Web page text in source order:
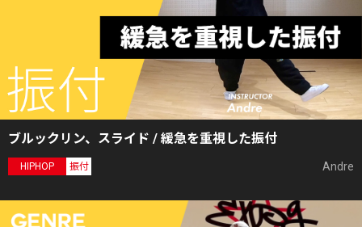
ブルックリン、スライド / 緩急を重視した振付
HIPHOP 振付 Andre